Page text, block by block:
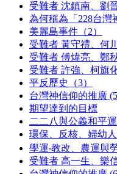
受難者 沈鎮南、劉
為何稱為「228台灣
美麗島事件（2）
受難者 黃守禮、何川
受難者 傅煒亮、鄭
受難者 許強、柯旗
平反歷史（3）
台灣神信仰的推廣
期望達到的目標
二二八與公義和平
環保、反核、婦幼
學運‧教改、農運與
受難者 高一生、樂